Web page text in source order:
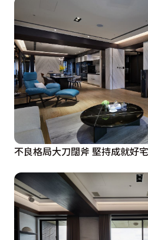
不良格局大刀闊斧 堅持成就